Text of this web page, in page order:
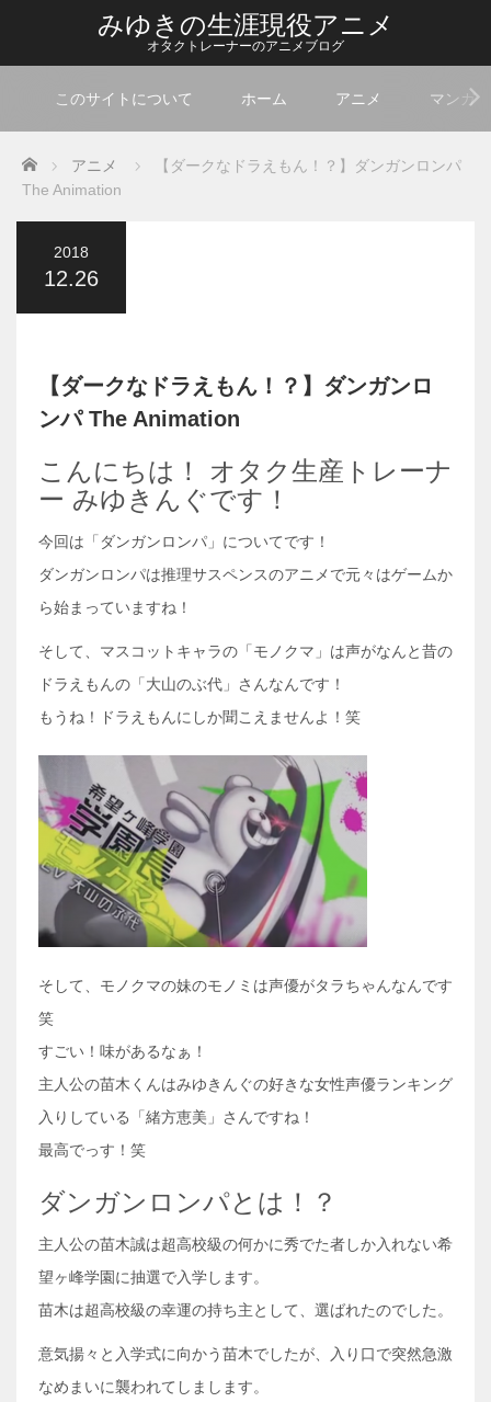
みゆきの生涯現役アニメ
オタクトレーナーのアニメブログ
このサイトについて ホーム アニメ マンガ
Home アニメ
【ダークなドラえもん！？】ダンガンロンパ
The Animation
2018
12.26
【ダークなドラえもん！？】ダンガンロ
ンパ The Animation
こんにちは！ オタク生産トレーナ
ー みゆきんぐです！
今回は「ダンガンロンパ」についてです！
ダンガンロンパは推理サスペンスのアニメで元々はゲームか
ら始まっていますね！
そして、マスコットキャラの「モノクマ」は声がなんと昔の
ドラえもんの「大山のぶ代」さんなんです！
もうね！ドラえもんにしか聞こえませんよ！笑
そして、モノクマの妹のモノミは声優がタラちゃんなんです
笑
すごい！味があるなぁ！
主人公の苗木くんはみゆきんぐの好きな女性声優ランキング
入りしている「緒方恵美」さんですね！
最高でっす！笑
ダンガンロンパとは！？
主人公の苗木誠は超高校級の何かに秀でた者しか入れない希
望ヶ峰学園に抽選で入学します。
苗木は超高校級の幸運の持ち主として、選ばれたのでした。
意気揚々と入学式に向かう苗木でしたが、入り口で突然急激
なめまいに襲われてしまします。